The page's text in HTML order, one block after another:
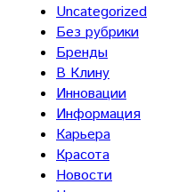
Uncategorized
Без рубрики
Бренды
В Клину
Инновации
Информация
Карьера
Красота
Новости